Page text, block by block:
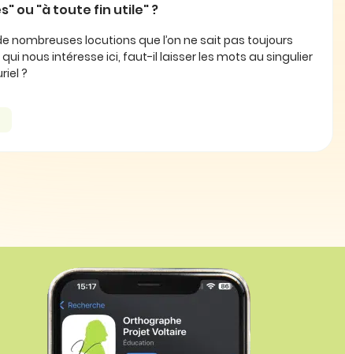
ou "à toute fin utile" ?
nombreuses locutions que l’on ne sait pas toujours
qui nous intéresse ici, faut-il laisser les mots au singulier
?